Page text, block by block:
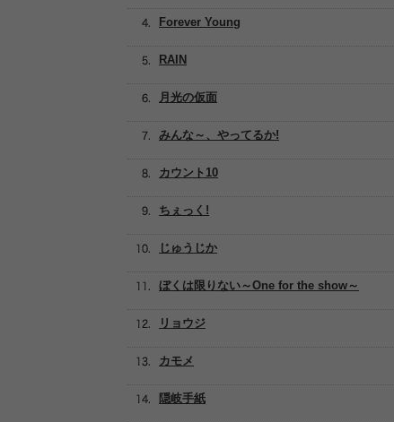
月光の仮面
みんな～、やってるか!
RAIN
Forever Young
カウント10
ちぇっく!
じゅうじか
ぼくは限りない～One for the show～
リョウジ
カモメ
隠岐手紙